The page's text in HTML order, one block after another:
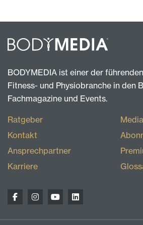
BODYMEDIA ist einer der
Fitness- und Physiobranche in den
Fachmagazine und Events.
Ratgeber
Kontakt
Ansprechpartner
Karriere